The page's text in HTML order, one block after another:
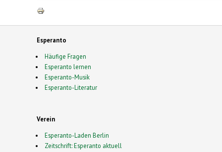
Esperanto
Häufige Fragen
Esperanto lernen
Esperanto-Musik
Esperanto-Literatur
Verein
Esperanto-Laden Berlin
Zeitschrift: Esperanto aktuell